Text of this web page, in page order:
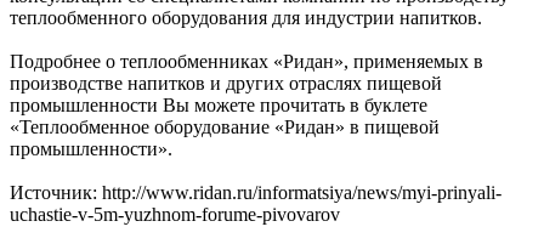
теплообменного оборудования для индустрии напитков.
Подробнее о теплообменниках «Ридан», применяемых в
производстве напитков и других отраслях пищевой
промышленности Вы можете прочитать в буклете
«Теплообменное оборудование «Ридан» в пищевой
промышленности».
Источник: http://www.ridan.ru/informatsiya/news/myi-prinyali-
uchastie-v-5m-yuzhnom-forume-pivovarov